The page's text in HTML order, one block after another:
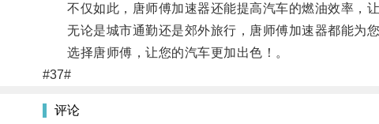
不仅如此，唐师傅加速器还能提高汽车的燃油效率，让
无论是城市通勤还是郊外旅行，唐师傅加速器都能为您
选择唐师傅，让您的汽车更加出色！。
#37#
评论